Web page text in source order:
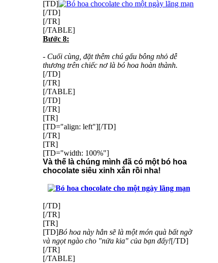
[TD]
[/TD]
[/TR]
[/TABLE]
Bước 8:
- Cuối cùng, đặt thêm chú gấu bông nhỏ dễ
thương trên chiếc nơ là bó hoa hoàn thành.
[/TD]
[/TR]
[/TABLE]
[/TD]
[/TR]
[TR]
[TD="align: left"][/TD]
[/TR]
[TR]
[TD="width: 100%"]
Và thế là chúng mình đã có một bó hoa
chocolate siêu xinh xắn rồi nha!
[/TD]
[/TR]
[TR]
[TD]Bó hoa này hẳn sẽ là một món quà bất ngờ
và ngọt ngào cho "nửa kia" của bạn đấy![/TD]
[/TR]
[/TABLE]